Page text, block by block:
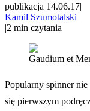
publikacja 14.06.17|
Kamil Szumotalski
|2 min czytania
Gaudium et
Popularny spinner
się pierwszym